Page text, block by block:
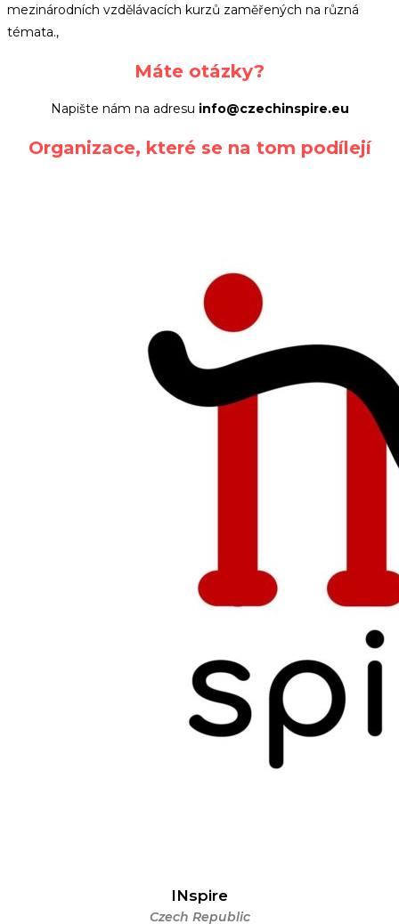
mezinárodních vzdělávacích kurzů zaměřených na různá
témata.,
Máte otázky?
Napište nám na adresu info@czechinspire.eu
Organizace, které se na tom podílejí
INspire
Czech Republic